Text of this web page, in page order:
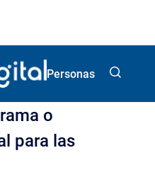
Go to homepage
Personas
o
para las